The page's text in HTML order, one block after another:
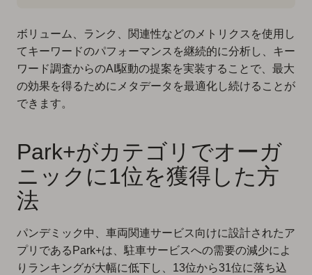
ボリューム、ランク、関連性などのメトリクスを使用し
てキーワードのパフォーマンスを継続的に分析し、キー
ワード調査からのAI駆動の提案を実装することで、最大
の効果を得るためにメタデータを最適化し続けることが
できます。
Park+がカテゴリでオーガ
ニックに1位を獲得した方
法
パンデミック中、車両関連サービス向けに設計されたア
プリであるPark+は、駐車サービスへの需要の減少によ
りランキングが大幅に低下し、13位から31位に落ち込